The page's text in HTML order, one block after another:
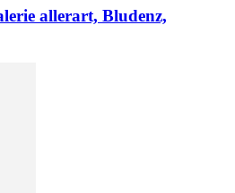
allerart, Bludenz,